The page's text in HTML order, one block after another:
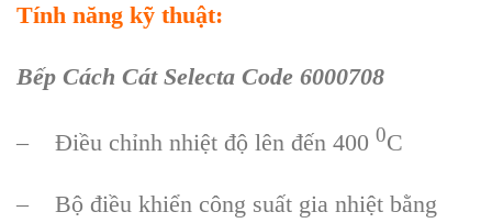
Tính năng kỹ thuật:
Bếp Cách Cát Selecta Code 6000708
– Điều chỉnh nhiệt độ lên đến 400 0C
– Bộ điều khiển công suất gia nhiệt bằng